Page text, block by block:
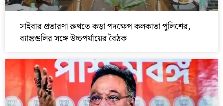
সাইবার প্রতারণা রুখতে কড়া পদক্ষেপ কলকাতা পুলিশের,
ব্যাঙ্কগুলির সঙ্গে উচ্চপর্যায়ের বৈঠক